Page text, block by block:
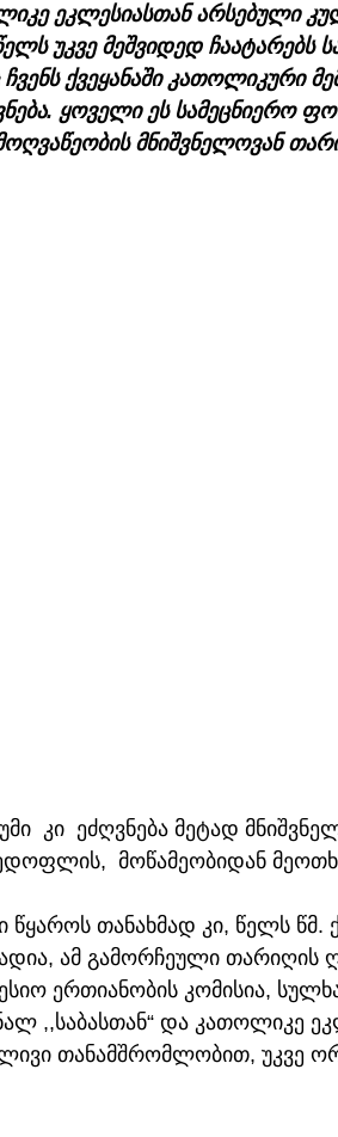
ეკლესიასთან არსებული
უკვე მეშვიდედ ჩაატარებს
ქვეყანაში კათოლიკური
ყოველი ეს სამეცნიერო
მნიშვნელოვან
კი  ეძღვნება მეტად
მოწამეობიდან
თანახმად კი, წელს წმ.
ამ გამორჩეული თარიღის
ერთიანობის კომისია,
,,საბასთან“ და კათოლიკე
თანამშრომლობით, უკვე